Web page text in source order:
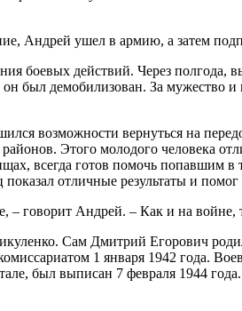
Андрей ушел в армию, а затем
боевых действий. Через полгода,
был демобилизован. За мужество
возможности вернуться на
Этого молодого человека
всегда готов помочь попавшим
отличные результаты и помог
– говорит Андрей. – Как и на
Сам Дмитрий Егорович
1 января 1942 года.
был выписан 7 февраля 1944